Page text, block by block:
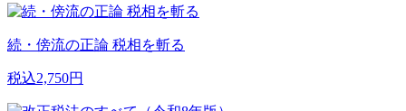
続・傍流の正論 税相を斬る
税込2,750円